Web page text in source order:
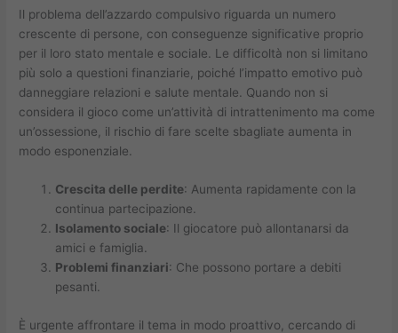
Il problema dell’azzardo compulsivo riguarda un numero
crescente di persone, con conseguenze significative proprio
per il loro stato mentale e sociale. Le difficoltà non si limitano
più solo a questioni finanziarie, poiché l’impatto emotivo può
danneggiare relazioni e salute mentale. Quando non si
considera il gioco come un’attività di intrattenimento ma come
un’ossessione, il rischio di fare scelte sbagliate aumenta in
modo esponenziale.
Crescita delle perdite: Aumenta rapidamente con la
continua partecipazione.
Isolamento sociale: Il giocatore può allontanarsi da
amici e famiglia.
Problemi finanziari: Che possono portare a debiti
pesanti.
È urgente affrontare il tema in modo proattivo, cercando di